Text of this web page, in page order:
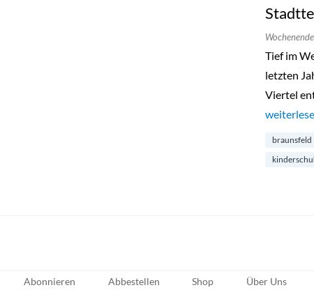
Tief im
letzten
Viertel
braunsfeld
Abonnieren Abbestellen Shop Über Uns